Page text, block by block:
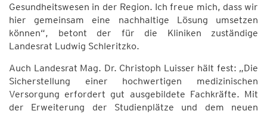
Gesundheitswesen in der Region. Ich freue mich, dass wir
hier gemeinsam eine nachhaltige Lösung umsetzen
können“, betont der für die Kliniken zuständige
Landesrat Ludwig Schleritzko.
Auch Landesrat Mag. Dr. Christoph Luisser hält fest: „Die
Sicherstellung einer hochwertigen medizinischen
Versorgung erfordert gut ausgebildete Fachkräfte. Mit
der Erweiterung der Studienplätze und dem neuen